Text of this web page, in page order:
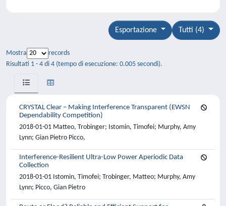
Tutti (4)
Esportazione
Mostra
records
Risultati 1 - 4 di 4 (tempo di esecuzione: 0.005 secondi).
CRYSTAL Clear – Making Interference Transparent (EWSN
Dependability Competition)
2018-01-01 Matteo, Trobinger; Istomin, Timofei; Murphy, Amy
Lynn; Gian Pietro Picco,
Interference-Resilient Ultra-Low Power Aperiodic Data
Collection
2018-01-01 Istomin, Timofei; Trobinger, Matteo; Murphy, Amy
Lynn; Picco, Gian Pietro